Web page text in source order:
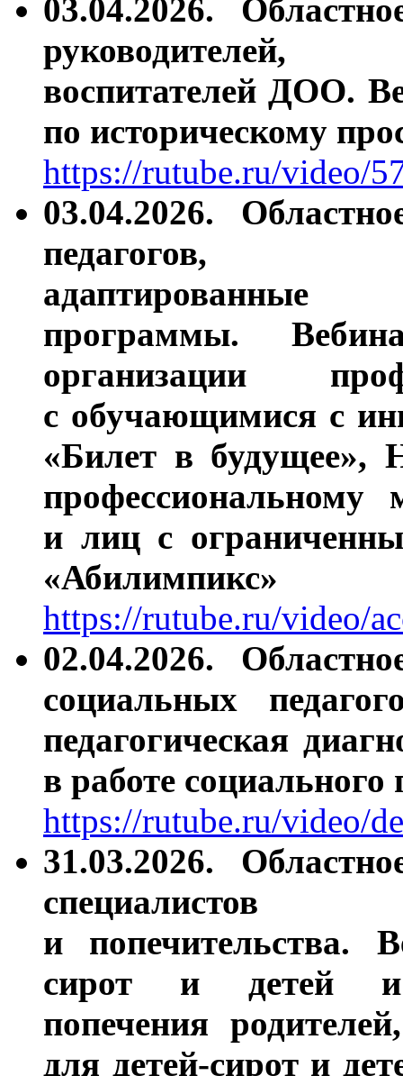
03.04.2026.
воспитателей ДОО.
по историческому
https://rutube.ru/video/
03.04.2026.
программы.
организации
с обучающимися с
«Билет в будущее»,
профессиональному
и лиц с
«Абилимпикс»
https://rutube.ru/video/
02.04.2026.
социальных
педагогическая
в работе социального
https://rutube.ru/video/
31.03.2026.
и попечительства.
сирот и детей и
попечения
для детей-сирот и